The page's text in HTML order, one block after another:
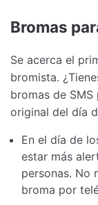
Bromas
Se acerca el
bromista.
bromas de
original del día
En el día de
estar más
personas. No
broma por